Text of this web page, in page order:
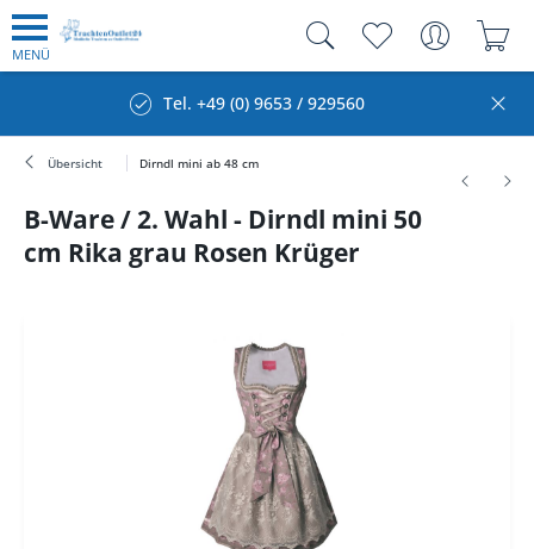
MENÜ
Tel. +49 (0) 9653 / 929560
Übersicht Dirndl mini ab 48 cm
B-Ware / 2. Wahl - Dirndl mini 50
cm Rika grau Rosen Krüger